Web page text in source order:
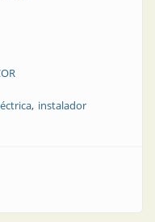
instalador
en Córdoba